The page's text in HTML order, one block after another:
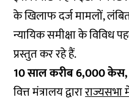
के खिलाफ दर्ज मामलों,
न्यायिक समीक्षा के विविध
प्रस्तुत कर रहे हैं.
10 साल करीब 6,000 केस,
वित्त मंत्रालय द्वाराराज्यसभा